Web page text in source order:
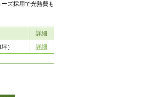
ズ採用で光熱費も
詳細
） 詳細